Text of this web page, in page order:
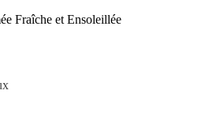
Fraîche et Ensoleillée